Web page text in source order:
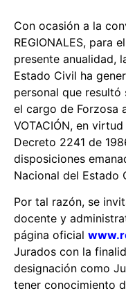
Con ocasión a la
REGIONALES, para
presente anualidad,
Estado Civil ha
personal que
el cargo de Forzosa
VOTACIÓN, en
Decreto 2241 de
disposiciones
Nacional del Estado
Por tal razón, se
docente y
página oficial
Jurados con la
designación como
tener conocimiento